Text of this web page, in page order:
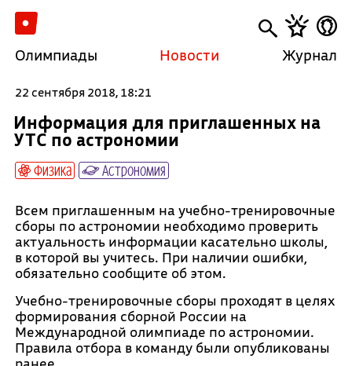
Олимпиады Новости Журнал
22 сентября 2018, 18:21
Информация для приглашенных на
УТС по астрономии
Физика Астрономия
Всем приглашенным на учебно-тренировочные
сборы по астрономии необходимо проверить
актуальность информации касательно школы,
в которой вы учитесь. При наличии ошибки,
обязательно сообщите об этом.
Учебно-тренировочные сборы проходят в целях
формирования сборной России на
Международной олимпиаде по астрономии.
Правила отбора в команду были опубликованы